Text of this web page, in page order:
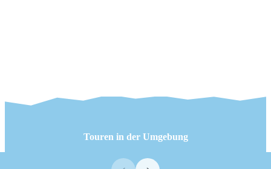
Touren in der Umgebung